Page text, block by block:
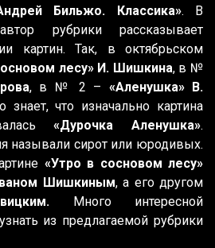
Бильжо. Классика». В
рубрики рассказывает
картин. Так, в октябрьском
лесу» И. Шишкина, в №
, в № 2 – «Аленушка» В.
знает, что изначально картина
«Дурочка Аленушка».
называли сирот или юродивых.
«Утро в сосновом лесу»
Шишкиным, а его другом
Много интересной
из предлагаемой рубрики